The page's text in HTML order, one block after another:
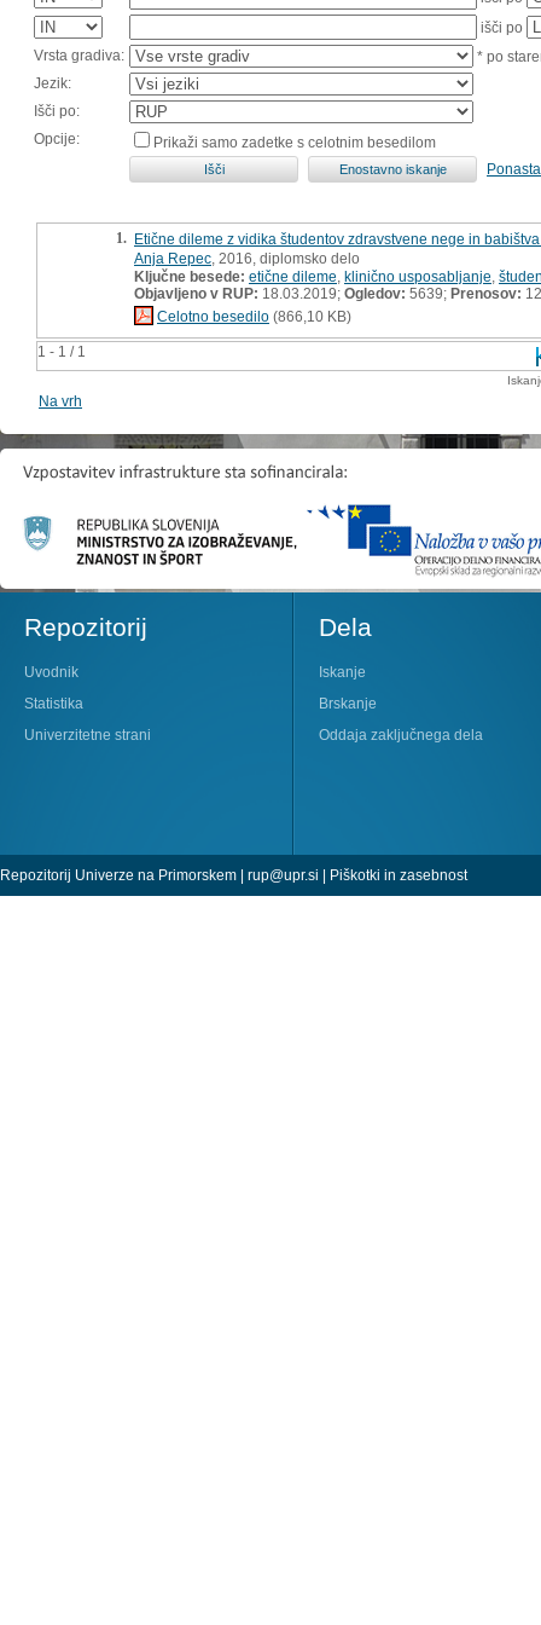
išči po
Vrsta gradiva:
* po
Jezik:
Išči po:
Opcije:
Prikaži samo zadetke s celotnim besedilom
1 - 1 / 1
1. Etične dileme z vidika študentov zdravstvene nege in
Anja Repec , 2016, diplomsko delo
Ključne besede: etične dileme klinično usposabljanje
Objavljeno v RUP: 18.03.2019; Ogledov: 5639; Prenosov:
Celotno besedilo (866,10 KB)
Na vrh
Repozitorij
Uvodnik
Statistika
Univerzitetne strani
Dela
Iskanje
Brskanje
Oddaja zaključnega dela
Repozitorij Univerze na Primorskem | rup@upr.si | Piškotki in zasebnost